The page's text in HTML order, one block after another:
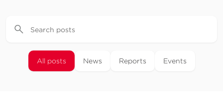
All posts News Reports Events